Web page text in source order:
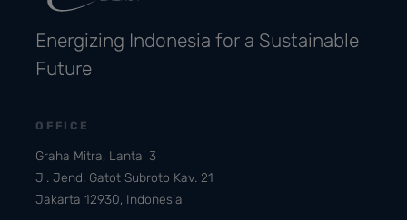
Energizing Indonesia for a Sustainable
Future
OFFICE
Graha Mitra, Lantai 3
Jl. Jend. Gatot Subroto Kav. 21
Jakarta 12930, Indonesia